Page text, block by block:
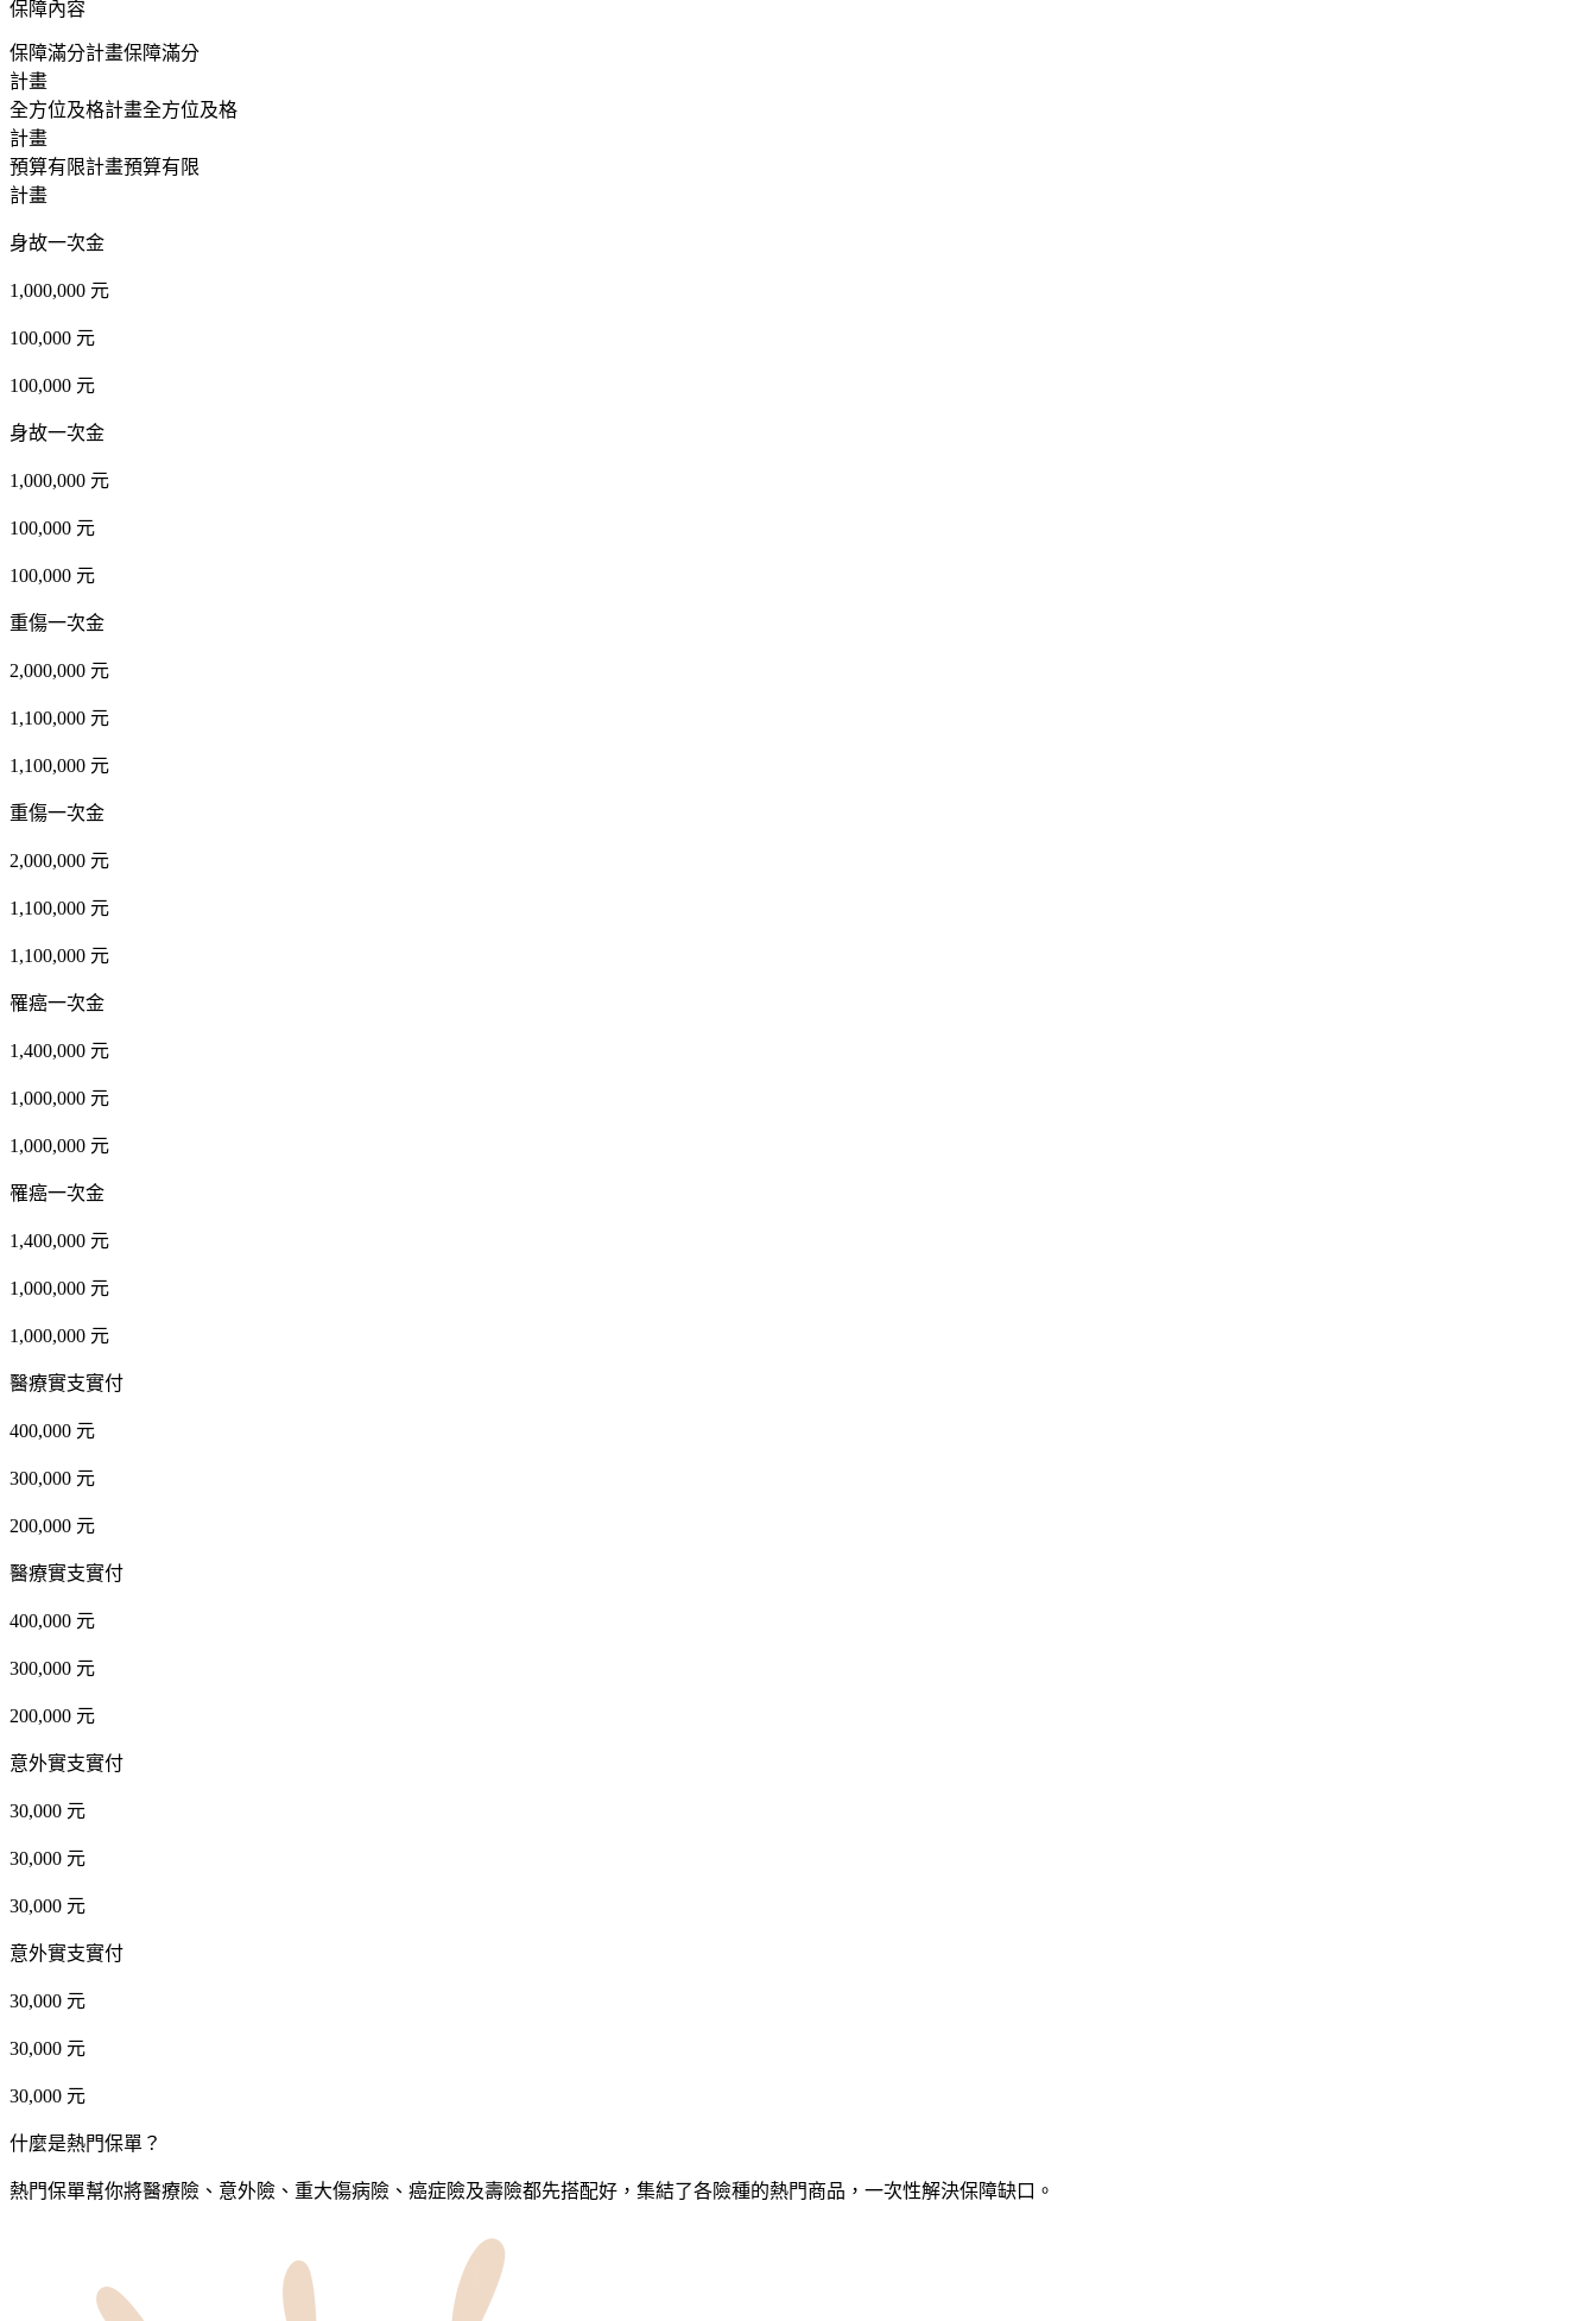
保障內容
保障滿分計畫保障滿分
計畫
全方位及格計畫全方位及格
計畫
預算有限計畫預算有限
計畫
身故一次金
1,000,000 元
100,000 元
100,000 元
身故一次金
1,000,000 元
100,000 元
100,000 元
重傷一次金
2,000,000 元
1,100,000 元
1,100,000 元
重傷一次金
2,000,000 元
1,100,000 元
1,100,000 元
罹癌一次金
1,400,000 元
1,000,000 元
1,000,000 元
罹癌一次金
1,400,000 元
1,000,000 元
1,000,000 元
醫療實支實付
400,000 元
300,000 元
200,000 元
醫療實支實付
400,000 元
300,000 元
200,000 元
意外實支實付
30,000 元
30,000 元
30,000 元
意外實支實付
30,000 元
30,000 元
30,000 元
什麼是熱門保單？
熱門保單幫你將醫療險、意外險、重大傷病險、癌症險及壽險都先搭配好，集結了各險種的熱門商品，一次性解決保障缺口。